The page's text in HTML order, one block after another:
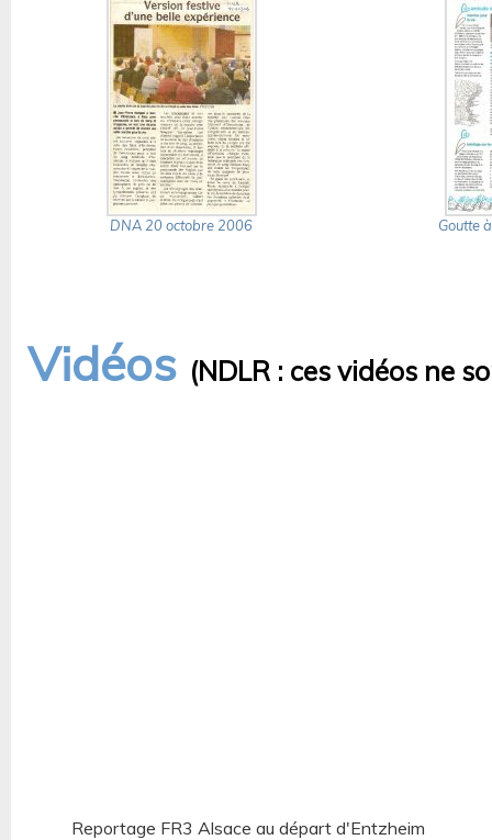
DNA 20 octobre 2006 Goutte
Vidéos (NDLR : ces vidéos ne
Reportage FR3 Alsace au départ d'Entzheim